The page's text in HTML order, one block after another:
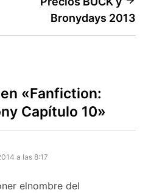
Bronydays 2013
«Fanfiction:
Capítulo 10»
a las 8:17
elnombre del